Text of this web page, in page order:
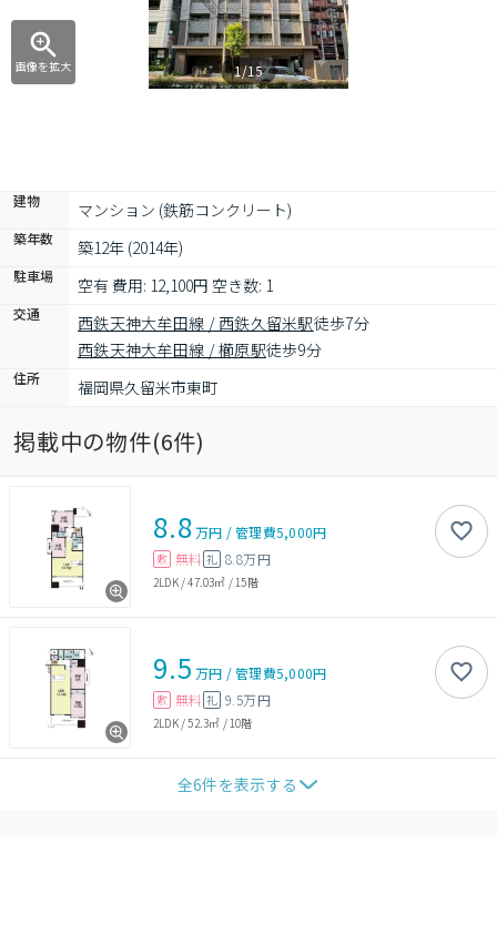
画像を拡大 1/15
建物 マンション (鉄筋コンクリート)
築年数 築12年 (2014年)
駐車場 空有 費用: 12,100円 空き数: 1
交通 西鉄天神大牟田線 / 西鉄久留米駅徒歩7分
西鉄天神大牟田線 / 櫛原駅徒歩9分
住所 福岡県久留米市東町
掲載中の物件(6件)
8.8万円 /管理費5,000円
敷 無料 礼 8.8万円
2LDK/47.03㎡ / 15階
9.5 万円 /管理費5,000円
敷 無料 礼 9.5万円
2LDK/52.3㎡ / 10階
全6件を表示する